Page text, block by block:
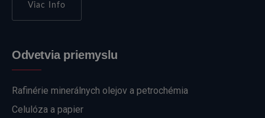
Viac Info
Odvetvia priemyslu
Rafinérie minerálnych olejov a petrochémia
Celulóza a papier